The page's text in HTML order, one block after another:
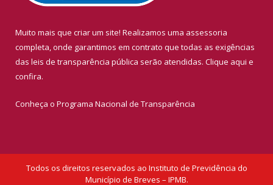
Muito mais que criar um site! Realizamos uma assessoria
completa, onde garantimos em contrato que todas as exigências
das leis de transparência pública serão atendidas. Clique aqui e
confira.
Conheça o Programa Nacional de Transparência
Todos os direitos reservados ao Instituto de Previdência do
Município de Breves – IPMB.